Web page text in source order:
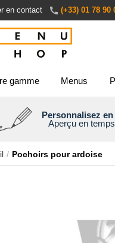
en contact (+33) 01 78 90
gamme Menus
Personnalisez
Aperçu en
Pochoirs pour ardoise